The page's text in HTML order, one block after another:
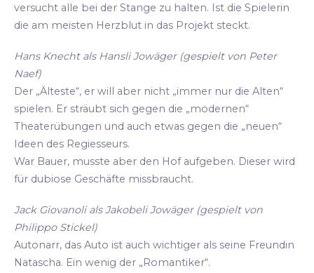
versucht alle bei der Stange zu halten. Ist die Spielerin
die am meisten Herzblut in das Projekt steckt.
Hans Knecht als Hansli Jowäger (gespielt von Peter
Naef)
Der „Älteste“, er will aber nicht „immer nur die Alten“
spielen. Er sträubt sich gegen die „modernen“
Theaterübungen und auch etwas gegen die „neuen“
Ideen des Regiesseurs.
War Bauer, musste aber den Hof aufgeben. Dieser wird
für dubiose Geschäfte missbraucht.
Jack Giovanoli als Jakobeli Jowäger (gespielt von
Philippo Stickel)
Autonarr, das Auto ist auch wichtiger als seine Freundin
Natascha. Ein wenig der „Romantiker“.